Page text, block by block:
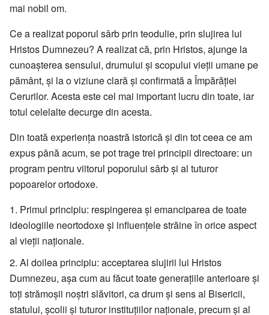
mai nobil om.
Ce a realizat poporul sârb prin teodulie, prin slujirea lui
Hristos Dumnezeu? A realizat că, prin Hristos, ajunge la
cunoașterea sensului, drumului și scopului vieții umane pe
pământ, și la o viziune clară și confirmată a Împărăției
Cerurilor. Acesta este cel mai important lucru din toate, iar
totul celelalte decurge din acesta.
Din toată experiența noastră istorică și din tot ceea ce am
expus până acum, se pot trage trei principii directoare: un
program pentru viitorul poporului sârb și al tuturor
popoarelor ortodoxe.
Primul principiu: respingerea și emanciparea de toate
ideologiile neortodoxe și influențele străine în orice aspect
al vieții naționale.
Al doilea principiu: acceptarea slujirii lui Hristos
Dumnezeu, așa cum au făcut toate generațiile anterioare și
toți strămoșii noștri slăvitori, ca drum și sens al Bisericii,
statului, școlii și tuturor instituțiilor naționale, precum și al